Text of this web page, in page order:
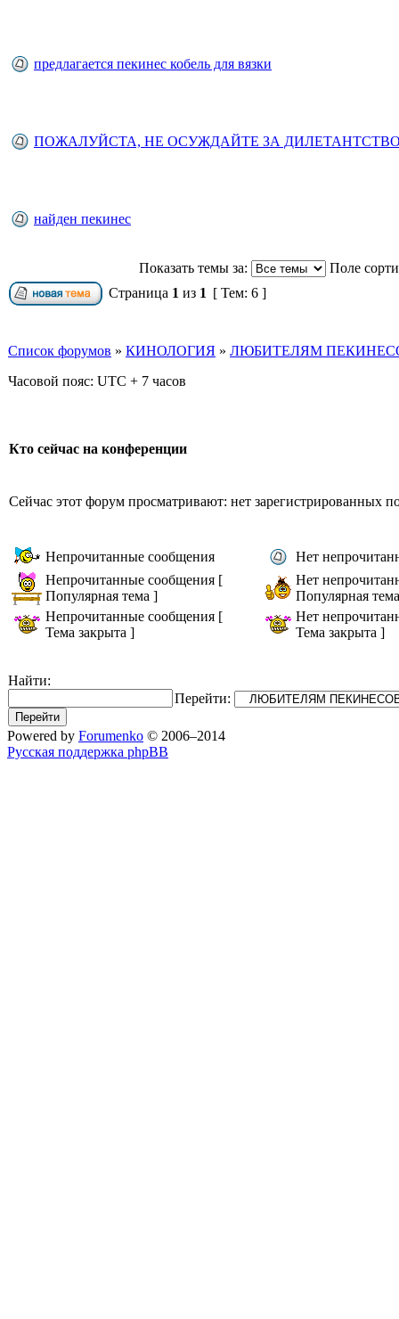
предлагается пекинес кобель для вязки
ПОЖАЛУЙСТА, НЕ ОСУЖДАЙТЕ ЗА
найден пекинес
Показать темы за:
Поле
Страница 1 из 1 [ Тем: 6 ]
Список форумов » КИНОЛОГИЯ » ЛЮБИТЕЛЯМ
Часовой пояс: UTC + 7 часов
Кто сейчас на конференции
Сейчас этот форум просматривают: нет зарегистрированных
Непрочитанные сообщения
Нет
Непрочитанные сообщения [
Популярная тема ]
Нет
Популярная
Непрочитанные сообщения [
Тема закрыта ]
Нет
Тема закрыта ]
Найти:
Перейти:
Powered by Forumenko © 2006–2014
Русская поддержка phpBB